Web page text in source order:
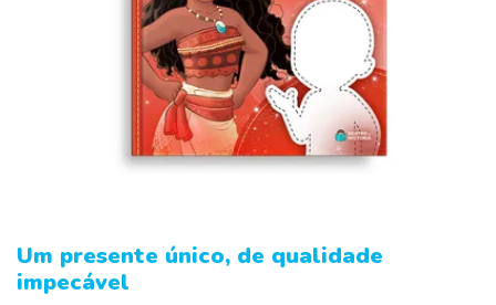
Um presente único, de qualidade
impecável